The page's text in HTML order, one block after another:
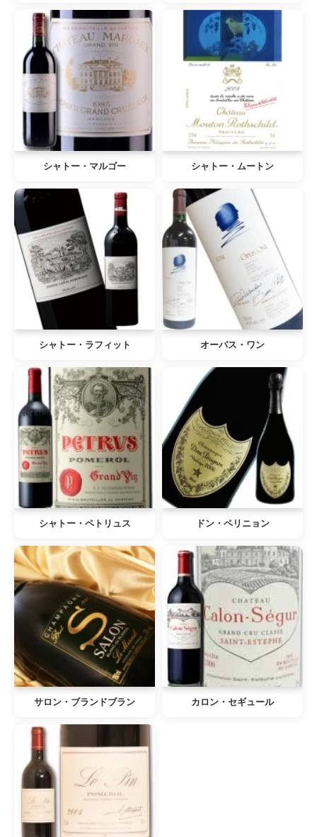
シャトー・マルゴー シャトー・ムートン
シャトー・ラフィット オーパス・ワン
シャトー・ペトリュス ドン・ペリニョン
サロン・ブランドブラン カロン・セギュール